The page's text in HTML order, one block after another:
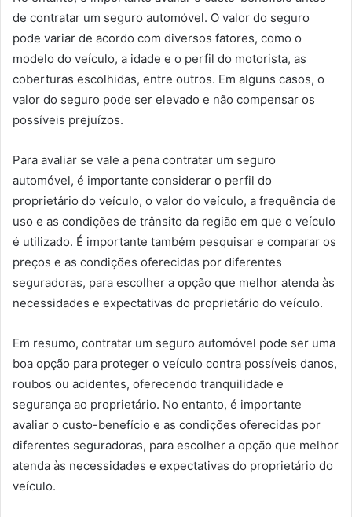
de contratar um seguro automóvel. O valor do seguro
pode variar de acordo com diversos fatores, como o
modelo do veículo, a idade e o perfil do motorista, as
coberturas escolhidas, entre outros. Em alguns casos, o
valor do seguro pode ser elevado e não compensar os
possíveis prejuízos.
Para avaliar se vale a pena contratar um seguro
automóvel, é importante considerar o perfil do
proprietário do veículo, o valor do veículo, a frequência de
uso e as condições de trânsito da região em que o veículo
é utilizado. É importante também pesquisar e comparar os
preços e as condições oferecidas por diferentes
seguradoras, para escolher a opção que melhor atenda às
necessidades e expectativas do proprietário do veículo.
Em resumo, contratar um seguro automóvel pode ser uma
boa opção para proteger o veículo contra possíveis danos,
roubos ou acidentes, oferecendo tranquilidade e
segurança ao proprietário. No entanto, é importante
avaliar o custo-benefício e as condições oferecidas por
diferentes seguradoras, para escolher a opção que melhor
atenda às necessidades e expectativas do proprietário do
veículo.